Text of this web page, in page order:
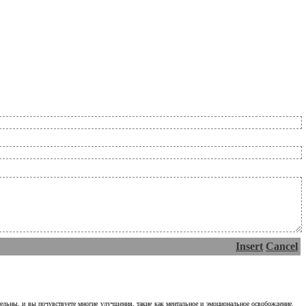
Insert Cancel
и вы почувствуете многие улучшения, такие как ментальное и эмоциональное освобождение.